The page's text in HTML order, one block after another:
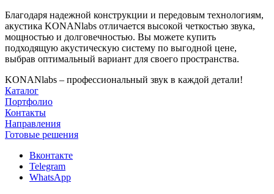
Благодаря надежной конструкции и передовым технологиям,
акустика KONANlabs отличается высокой четкостью звука,
мощностью и долговечностью. Вы можете купить
подходящую акустическую систему по выгодной цене,
выбрав оптимальный вариант для своего пространства.
KONANlabs – профессиональный звук в каждой детали!
Каталог
Портфолио
Контакты
Направления
Готовые решения
Вконтакте
Telegram
WhatsApp